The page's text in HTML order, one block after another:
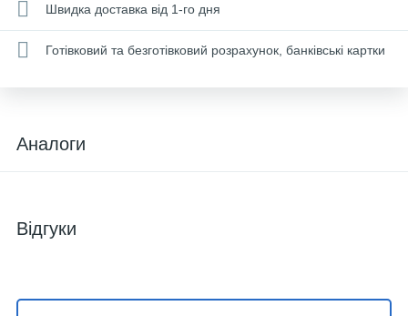
Швидка доставка від 1-го дня
Готівковий та безготівковий розрахунок, банківські картки
Аналоги
Відгуки